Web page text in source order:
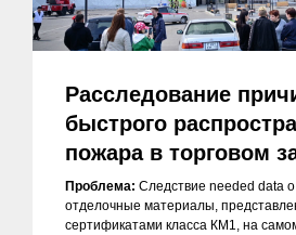
Расследование
быстрого
пожара в торговом
Проблема: Следствие needed data
отделочные материалы,
сертификатами класса КМ1, на